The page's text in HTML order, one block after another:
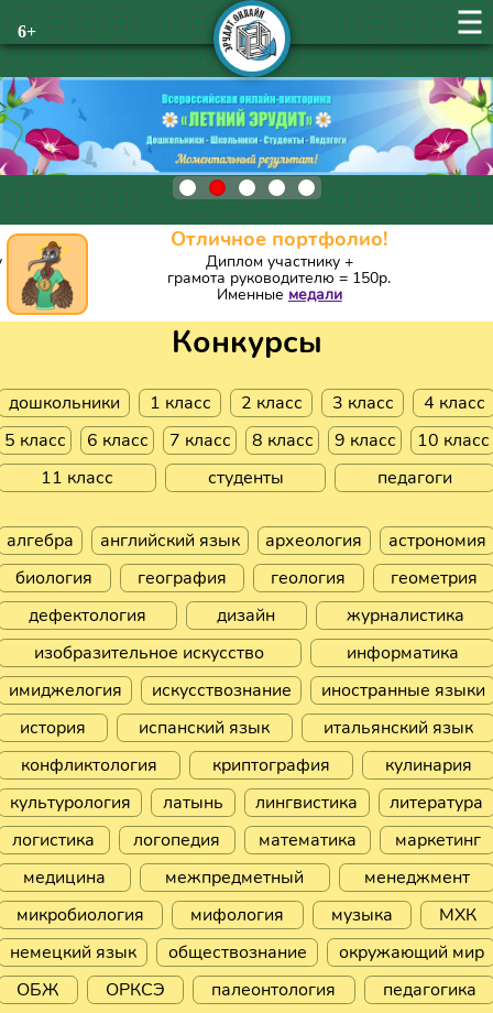
6+
Отличное портфолио!
Диплом участнику +
грамота руководителю = 150р.
Именные медали
Конкурсы
дошкольники 1 класс 2 класс 3 класс
4 класс
5 класс
6 класс 7 класс 8 класс 9 класс
10 класс
11 класс
студенты педагоги
алгебра английский язык археология
астрономия
биология
география геология
геометрия
дефектология
дизайн
журналистика
изобразительное искусство
информатика
имиджелогия
искусствознание
иностранные языки
история
испанский язык
итальянский язык
конфликтология
криптография
кулинария
культурология
латынь лингвистика
литература
логистика
логопедия математика
маркетинг
медицина
межпредметный
менеджмент
микробиология
мифология музыка
МХК
немецкий язык
обществознание
окружающий мир
ОБЖ
ОРКСЭ палеонтология
педагогика